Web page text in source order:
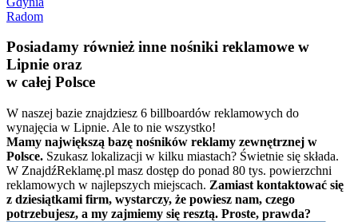
Radom
Posiadamy również inne nośniki reklamowe w
Lipnie oraz
w całej Polsce
W naszej bazie znajdziesz 6 billboardów reklamowych do
wynajęcia w Lipnie. Ale to nie wszystko!
Mamy największą bazę nośników reklamy zewnętrznej w
Polsce. Szukasz lokalizacji w kilku miastach? Świetnie się składa.
W ZnajdźReklamę.pl masz dostęp do ponad 80 tys. powierzchni
reklamowych w najlepszych miejscach. Zamiast kontaktować się
z dziesiątkami firm, wystarczy, że powiesz nam, czego
potrzebujesz, a my zajmiemy się resztą. Proste, prawda?